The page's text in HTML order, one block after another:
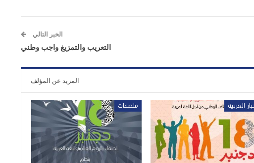
الخبر التالي
التعريب والتمزيغ واجب وطني
المزيد عن المؤلف
العربية ملصقات